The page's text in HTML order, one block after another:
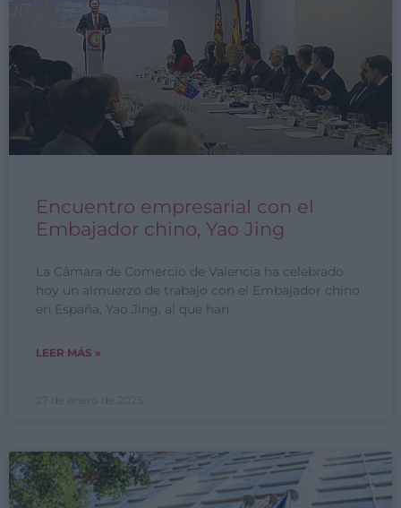
Encuentro empresarial con el
Embajador chino, Yao Jing
La Cámara de Comercio de Valencia ha celebrado
hoy un almuerzo de trabajo con el Embajador chino
en España, Yao Jing, al que han
LEER MÁS »